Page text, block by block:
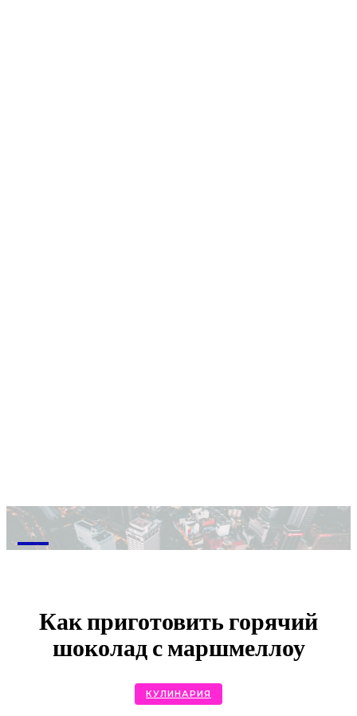
M
Как приготовить горячий
шоколад с маршмеллоу
КУЛИНАРИЯ